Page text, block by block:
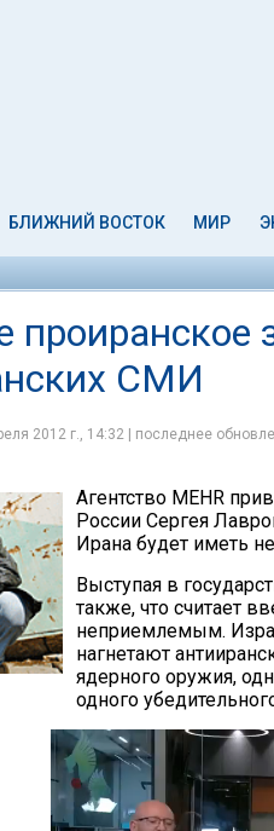
БЛИЖНИЙ ВОСТОК МИР
СМИ
2012 г., 14:32 | последнее
Агентство MEHR
России Сергея
Ирана будет иметь
Выступая в
также, что считает
неприемлемым.
нагнетают
ядерного оружия,
одного